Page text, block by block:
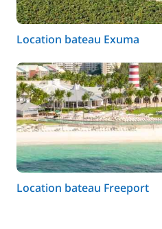
Location bateau Exuma
Location bateau Freeport